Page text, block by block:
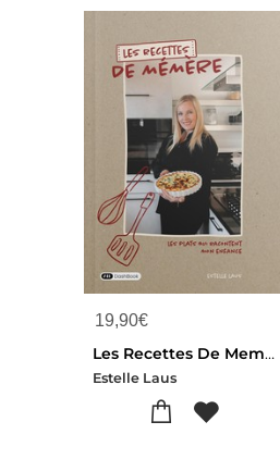
19,90€
Les Recettes De Memere : Les Plats Qui Racontent Mon Enfance
Estelle Laus